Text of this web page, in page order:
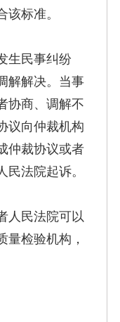
标准。
民事纠纷
解解决。当事
协商、调解不
议向仲裁机构
仲裁协议或者
法院起诉。
民法院可以
量检验机构，